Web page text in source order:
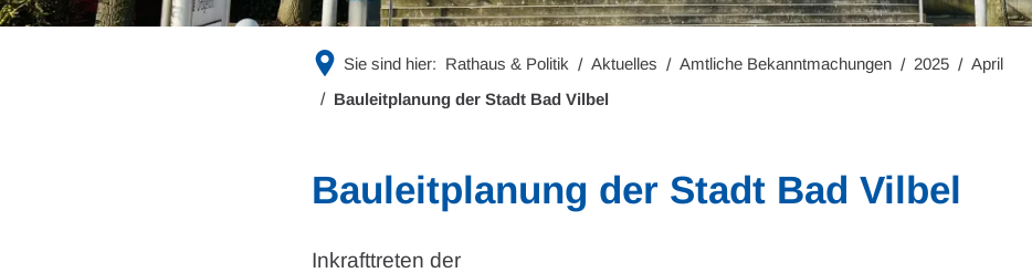
Sie sind hier: Rathaus & Politik Aktuelles Amtliche Bekanntmachungen 2025
April
Bauleitplanung der Stadt Bad Vilbel
Bauleitplanung der Stadt Bad Vilbel
Inkrafttreten der